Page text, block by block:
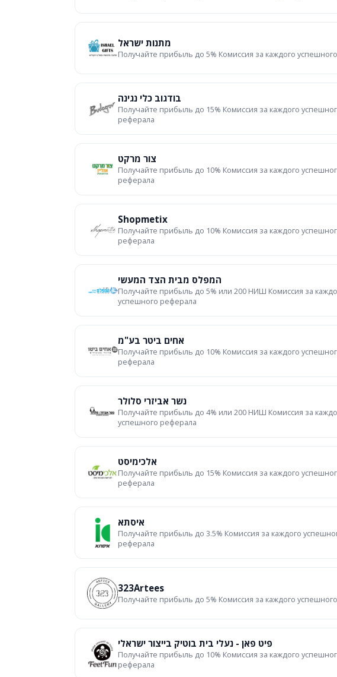
מתנות ישראל
Получайте прибыль до 5% Комиссия за каждого
בודגוב כלי נגינה
Получайте прибыль до 15% Комиссия за каждого
реферала
צור מרקט
Получайте прибыль до 10% Комиссия за каждого
реферала
Shopmetix
Получайте прибыль до 10% Комиссия за каждого
реферала
המפלס מבית הצד המעשי
Получайте прибыль до 5% или 200 НИШ Комиссия за
успешного реферала
אחים ביטר בע"מ
Получайте прибыль до 10% Комиссия за каждого
реферала
נשר אביזרי סלולר
Получайте прибыль до 4% или 200 НИШ Комиссия за
успешного реферала
אלכימיסט
Получайте прибыль до 15% Комиссия за каждого
реферала
איסתא
Получайте прибыль до 3.5% Комиссия за каждого
реферала
323Artees
Получайте прибыль до 5% Комиссия за каждого
פיט פאן - נעלי בית בוטיק בייצור ישראלי
Получайте прибыль до 10% Комиссия за каждого
реферала